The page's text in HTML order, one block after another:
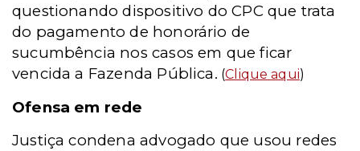
questionando dispositivo do CPC que trata
do pagamento de honorário de
sucumbência nos casos em que ficar
vencida a Fazenda Pública. (Clique aqui)
Ofensa em rede
Justiça condena advogado que usou redes